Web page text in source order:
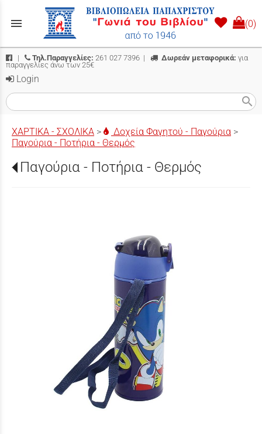
menu (0)
| Τηλ.Παραγγελίες: 261 027 7396 | Δωρεάν μεταφορικά: για
παραγγελίες άνω των 25€
Login
search
ΧΑΡΤΙΚΑ - ΣΧΟΛΙΚΑ > Δοχεία Φαγητού - Παγούρια >
Παγούρια - Ποτήρια - Θερμός
Παγούρια - Ποτήρια - Θερμός